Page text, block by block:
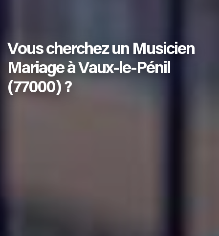
Vous cherchez un Musicien
Mariage à Vaux-le-Pénil
(77000) ?